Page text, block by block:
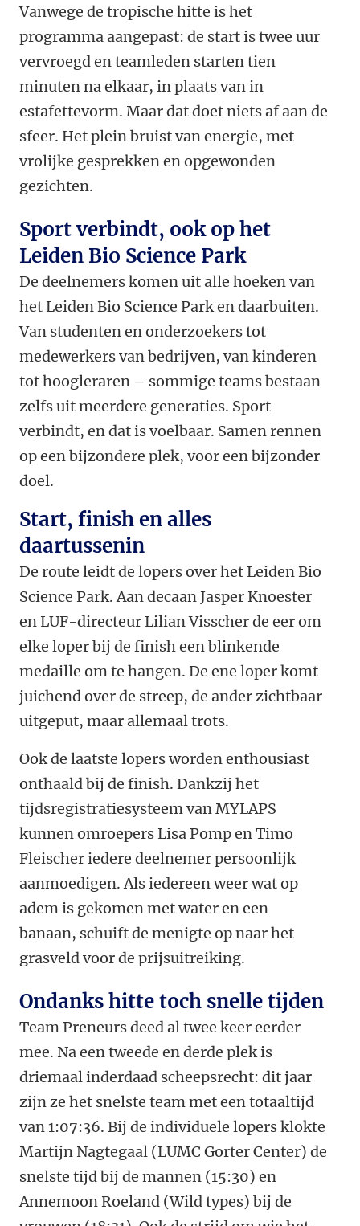
Vanwege de tropische hitte is het
programma aangepast: de start is twee uur
vervroegd en teamleden starten tien
minuten na elkaar, in plaats van in
estafettevorm. Maar dat doet niets af aan de
sfeer. Het plein bruist van energie, met
vrolijke gesprekken en opgewonden
gezichten.
Sport verbindt, ook op het
Leiden Bio Science Park
De deelnemers komen uit alle hoeken van
het Leiden Bio Science Park en daarbuiten.
Van studenten en onderzoekers tot
medewerkers van bedrijven, van kinderen
tot hoogleraren – sommige teams bestaan
zelfs uit meerdere generaties. Sport
verbindt, en dat is voelbaar. Samen rennen
op een bijzondere plek, voor een bijzonder
doel.
Start, finish en alles
daartussenin
De route leidt de lopers over het Leiden Bio
Science Park. Aan decaan Jasper Knoester
en LUF-directeur Lilian Visscher de eer om
elke loper bij de finish een blinkende
medaille om te hangen. De ene loper komt
juichend over de streep, de ander zichtbaar
uitgeput, maar allemaal trots.
Ook de laatste lopers worden enthousiast
onthaald bij de finish. Dankzij het
tijdsregistratiesysteem van MYLAPS
kunnen omroepers Lisa Pomp en Timo
Fleischer iedere deelnemer persoonlijk
aanmoedigen. Als iedereen weer wat op
adem is gekomen met water en een
banaan, schuift de menigte op naar het
grasveld voor de prijsuitreiking.
Ondanks hitte toch snelle tijden
Team Preneurs deed al twee keer eerder
mee. Na een tweede en derde plek is
driemaal inderdaad scheepsrecht: dit jaar
zijn ze het snelste team met een totaaltijd
van 1:07:36. Bij de individuele lopers klokte
Martijn Nagtegaal (LUMC Gorter Center) de
snelste tijd bij de mannen (15:30) en
Annemoon Roeland (Wild types) bij de